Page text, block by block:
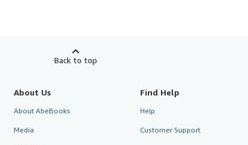
Back to top
About Us
About AbeBooks
Media
Find Help
Help
Customer Support